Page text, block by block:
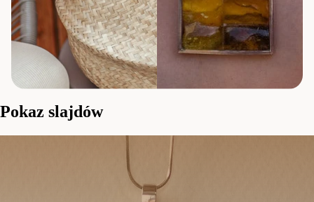
Pokaz slajdów